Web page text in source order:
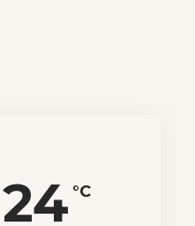
24 °C